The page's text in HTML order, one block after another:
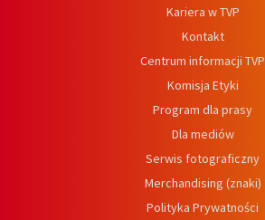
Kariera w TVP
Kontakt
Centrum informacji TVP
Komisja Etyki
Program dla prasy
Dla mediów
Serwis fotograficzny
Merchandising (znaki)
Polityka Prywatności